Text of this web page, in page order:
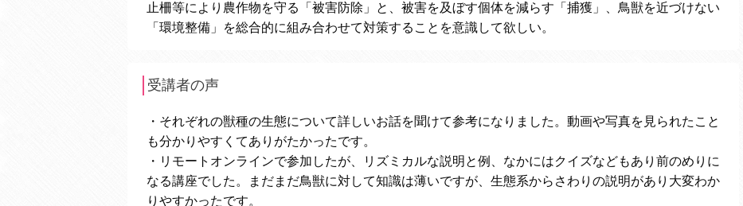
止柵等により農作物を守る「被害防除」と、被害を及ぼす個体を減らす「捕獲」、鳥獣を近づけない
「環境整備」を総合的に組み合わせて対策することを意識して欲しい。
受講者の声
・それぞれの獣種の生態について詳しいお話を聞けて参考になりました。動画や写真を見られたこと
も分かりやすくてありがたかったです。
・リモートオンラインで参加したが、リズミカルな説明と例、なかにはクイズなどもあり前のめりに
なる講座でした。まだまだ鳥獣に対して知識は薄いですが、生態系からさわりの説明があり大変わか
りやすかったです。